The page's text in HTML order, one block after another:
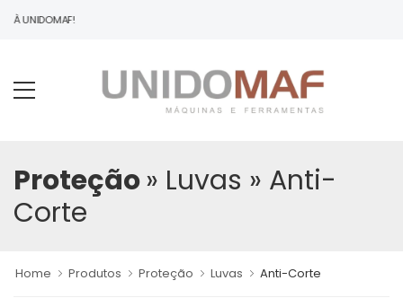
À UNIDOMAF!
Proteção» Luvas » Anti-
Corte
Home Produtos Proteção Luvas Anti-Corte